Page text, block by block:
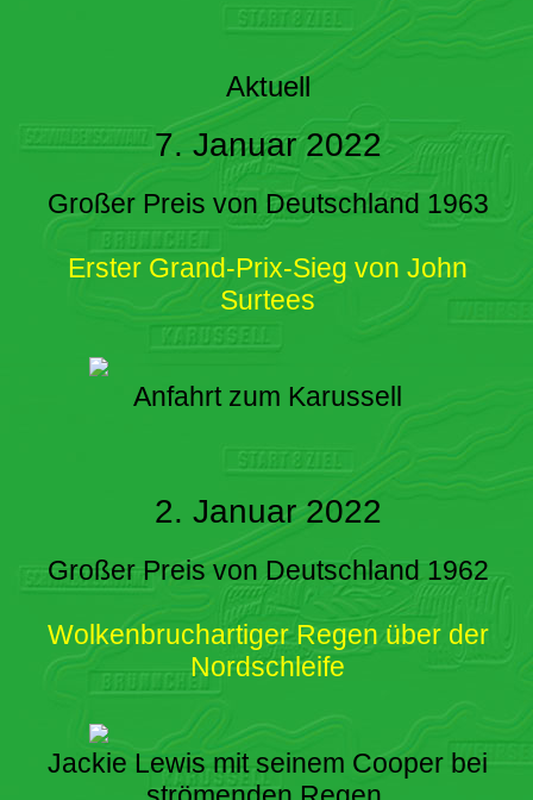
Aktuell
7. Januar 2022
Großer Preis von Deutschland 1963
Erster Grand-Prix-Sieg von John
Surtees
Anfahrt zum Karussell
2. Januar 2022
Großer Preis von Deutschland 1962
Wolkenbruchartiger Regen über der
Nordschleife
Jackie Lewis mit seinem Cooper bei